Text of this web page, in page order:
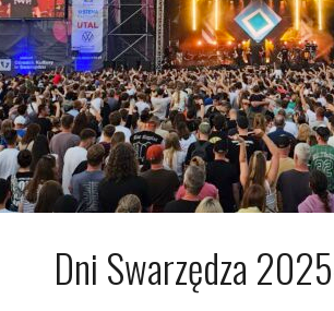
Dni Swarzędza